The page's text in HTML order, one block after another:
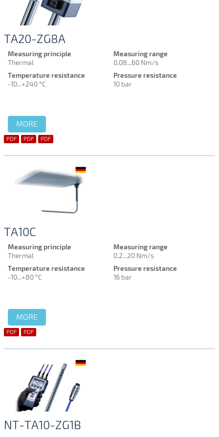
TA20-ZG8A
Measuring principle
Thermal
Measuring range
0.08...60 Nm/s
Temperature resistance
-10...+240 °C
Pressure resistance
10 bar
MORE
PDF PDF PDF
TA10C
Measuring principle
Thermal
Measuring range
0.2...20 Nm/s
Temperature resistance
-10...+80 °C
Pressure resistance
16 bar
MORE
PDF PDF
NT-TA10-ZG1B